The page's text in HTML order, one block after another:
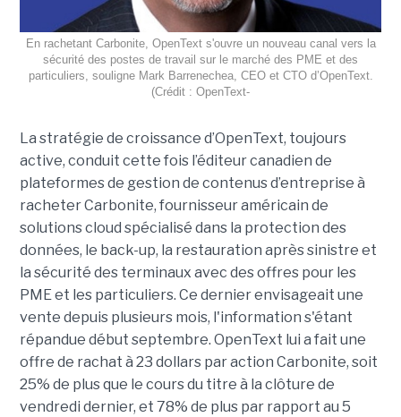
En rachetant Carbonite, OpenText s'ouvre un nouveau canal vers la
sécurité des postes de travail sur le marché des PME et des
particuliers, souligne Mark Barrenechea, CEO et CTO d’OpenText.
(Crédit : OpenText-
La stratégie de croissance d’OpenText, toujours
active, conduit cette fois l’éditeur canadien de
plateformes de gestion de contenus d’entreprise à
racheter Carbonite, fournisseur américain de
solutions cloud spécialisé dans la protection des
données, le back-up, la restauration après sinistre et
la sécurité des terminaux avec des offres pour les
PME et les particuliers. Ce dernier envisageait une
vente depuis plusieurs mois, l'information s'étant
répandue début septembre. OpenText lui a fait une
offre de rachat à 23 dollars par action Carbonite, soit
25% de plus que le cours du titre à la clôture de
vendredi dernier, et 78% de plus par rapport au 5